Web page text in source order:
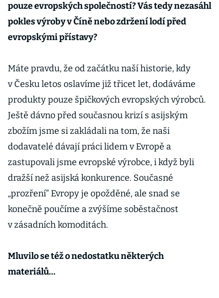
pouze evropských společností? Vás tedy nezasáhl
pokles výroby v Číně nebo zdržení lodí před
evropskými přístavy?
Máte pravdu, že od začátku naší historie, kdy
v Česku letos oslavíme již třicet let, dodáváme
produkty pouze špičkových evropských výrobců.
Ještě dávno před současnou krizí s asijským
zbožím jsme si zakládali na tom, že naši
dodavatelé dávají práci lidem v Evropě a
zastupovali jsme evropské výrobce, i když byli
dražší než asijská konkurence. Současné
„prozření“ Evropy je opožděné, ale snad se
konečně poučíme a zvýšíme soběstačnost
v zásadních komoditách.
Mluvilo se též o nedostatku některých
materiálů…